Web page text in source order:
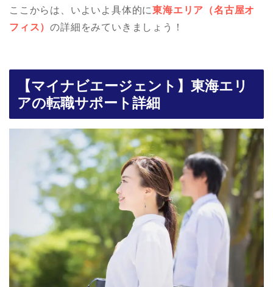
ここからは、いよいよ具体的に東海エリア（名古屋オ
フィス）の詳細をみていきましょう！
【マイナビエージェント】東海エリ
アの転職サポート詳細